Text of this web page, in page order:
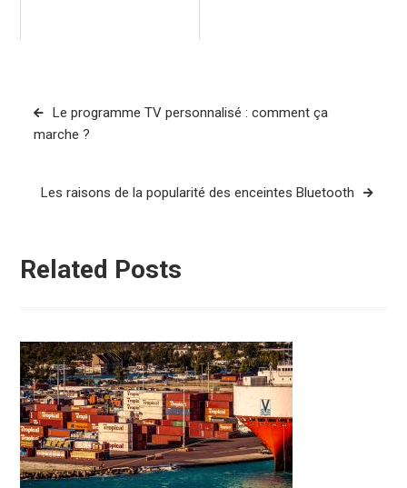
Navigation
de
Le programme TV personnalisé : comment ça
marche ?
Les raisons de la popularité des enceintes Bluetooth
Related Posts